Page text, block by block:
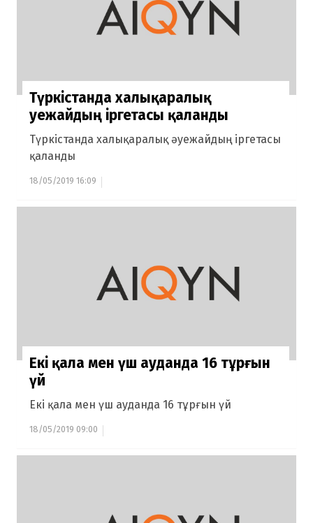
Түркістанда халықаралық
әуежайдың іргетасы қаланды
Түркістанда халықаралық әуежайдың іргетасы
қаланды
18/05/2019 16:09
Екі қала мен үш ауданда 16 тұрғын
үй
Екі қала мен үш ауданда 16 тұрғын үй
18/05/2019 09:00